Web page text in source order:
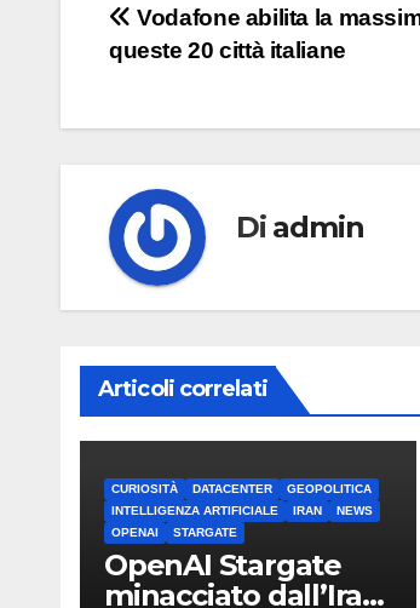
Navigazione
articoli
Vodafone abilita la
queste 20 città italiane
Di admin
Articoli correlati
CURIOSITÀ DATACENTER
GEOPOLITICA
INTELLIGENZA ARTIFICIALE
IRAN
NEWS
OPENAI
STARGATE
OpenAI Stargate
minacciato dall’Iran: